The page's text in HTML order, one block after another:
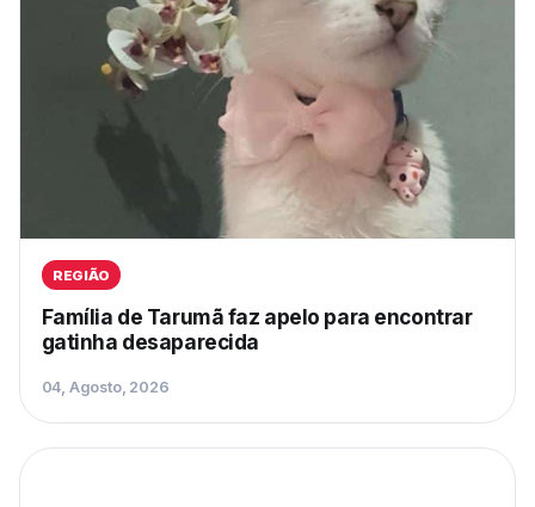
REGIÃO
Família de Tarumã faz apelo para encontrar
gatinha desaparecida
04, Agosto, 2026